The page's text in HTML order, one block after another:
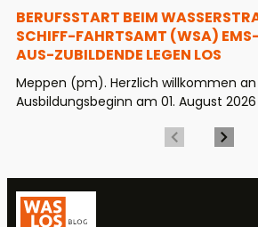
BERUFSSTART BEIM
CHIFF-FAHRTSAMT (WSA) EMS-
US-ZUBILDENDE LEGEN LOS
Meppen (pm). Herzlich willkommen an
Ausbildungsbeginn am 01. August